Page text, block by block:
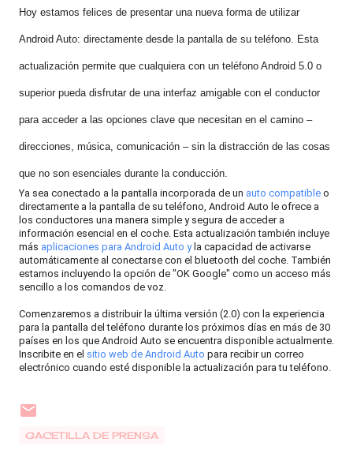
Hoy estamos felices de presentar una nueva forma de utilizar
Android Auto: directamente desde la pantalla de su teléfono. Esta
actualización permite que cualquiera con un teléfono Android 5.0 o
superior pueda disfrutar de una interfaz amigable con el conductor
para acceder a las opciones clave que necesitan en el camino –
direcciones, música, comunicación – sin la distracción de las cosas
que no son esenciales durante la conducción.
Ya sea conectado a la pantalla incorporada de un auto compatible o
directamente a la pantalla de su teléfono, Android Auto le ofrece a
los conductores una manera simple y segura de acceder a
información esencial en el coche. Esta actualización también incluye
más aplicaciones para Android Auto y la capacidad de activarse
automáticamente al conectarse con el bluetooth del coche. También
estamos incluyendo la opción de "OK Google" como un acceso más
sencillo a los comandos de voz.
Comenzaremos a distribuir la última versión (2.0) con la experiencia
para la pantalla del teléfono durante los próximos días en más de 30
países en los que Android Auto se encuentra disponible actualmente.
Inscribite en el sitio web de Android Auto para recibir un correo
electrónico cuando esté disponible la actualización para tu teléfono.
GACETILLA DE PRENSA